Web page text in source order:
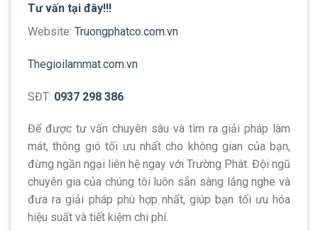
Tư vấn tại đây!!!
Website: Truongphatco.com.vn
Thegioilammat.com.vn
SĐT: 0937 298 386
Để được tư vấn chuyên sâu và tìm ra giải pháp làm
mát, thông gió tối ưu nhất cho không gian của bạn,
đừng ngần ngại liên hệ ngay với Trường Phát. Đội ngũ
chuyên gia của chúng tôi luôn sẵn sàng lắng nghe và
đưa ra giải pháp phù hợp nhất, giúp bạn tối ưu hóa
hiệu suất và tiết kiệm chi phí.